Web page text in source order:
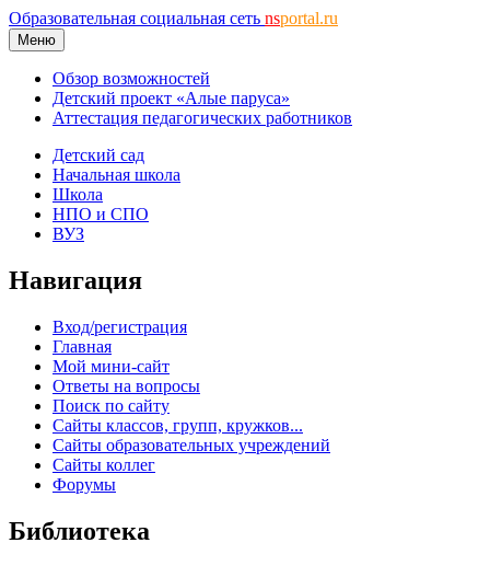
Образовательная социальная сеть nsportal.ru
Меню
Обзор возможностей
Детский проект «Алые паруса»
Аттестация педагогических работников
Детский сад
Начальная школа
Школа
НПО и СПО
ВУЗ
Навигация
Вход/регистрация
Главная
Мой мини-сайт
Ответы на вопросы
Поиск по сайту
Сайты классов, групп, кружков...
Сайты образовательных учреждений
Сайты коллег
Форумы
Библиотека